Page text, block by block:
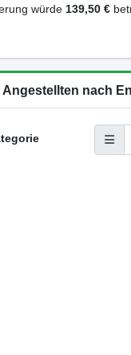
würde 139,50 €
Angestellten nach